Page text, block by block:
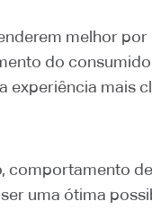
melhor
do
mais
comportamento
uma ótima